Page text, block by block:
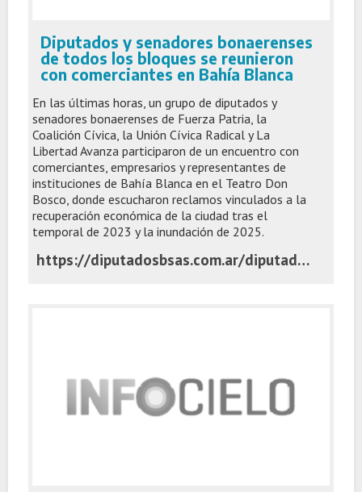
Diputados y senadores bonaerenses
de todos los bloques se reunieron
con comerciantes en Bahía Blanca
En las últimas horas, un grupo de diputados y
senadores bonaerenses de Fuerza Patria, la
Coalición Cívica, la Unión Cívica Radical y La
Libertad Avanza participaron de un encuentro con
comerciantes, empresarios y representantes de
instituciones de Bahía Blanca en el Teatro Don
Bosco, donde escucharon reclamos vinculados a la
recuperación económica de la ciudad tras el
temporal de 2023 y la inundación de 2025.
https://diputadosbsas.com.ar/diputados-senadores-comerciantes-bahia-blanca/